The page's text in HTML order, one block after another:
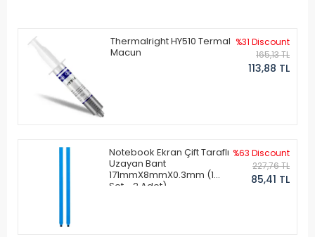
Thermalright HY510 Termal
Macun
%31 Discount
165,13 TL
113,88 TL
Notebook Ekran Çift Taraflı
Uzayan Bant
171mmX8mmX0.3mm (1
Set - 2 Adet)
%63 Discount
227,76 TL
85,41 TL